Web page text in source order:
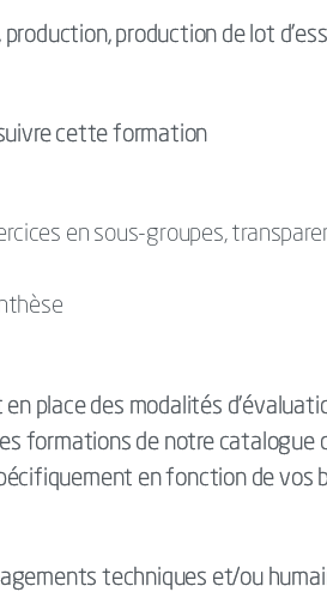
production de lot
cette formation
en sous-groupes,
place des modalités
formations de notre catalogue
en fonction de vos
techniques et/ou